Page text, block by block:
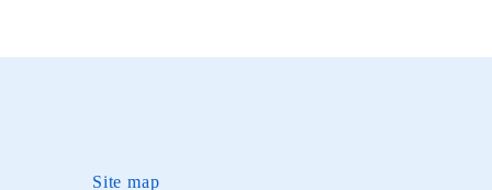
Site map